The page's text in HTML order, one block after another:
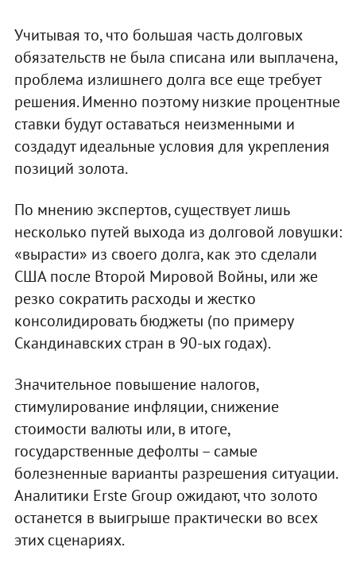
Учитывая то, что большая часть долговых
обязательств не была списана или выплачена,
проблема излишнего долга все еще требует
решения. Именно поэтому низкие процентные
ставки будут оставаться неизменными и
создадут идеальные условия для укрепления
позиций золота.
По мнению экспертов, существует лишь
несколько путей выхода из долговой ловушки:
«вырасти» из своего долга, как это сделали
США после Второй Мировой Войны, или же
резко сократить расходы и жестко
консолидировать бюджеты (по примеру
Скандинавских стран в 90-ых годах).
Значительное повышение налогов,
стимулирование инфляции, снижение
стоимости валюты или, в итоге,
государственные дефолты – самые
болезненные варианты разрешения ситуации.
Аналитики Erste Group ожидают, что золото
останется в выигрыше практически во всех
этих сценариях.